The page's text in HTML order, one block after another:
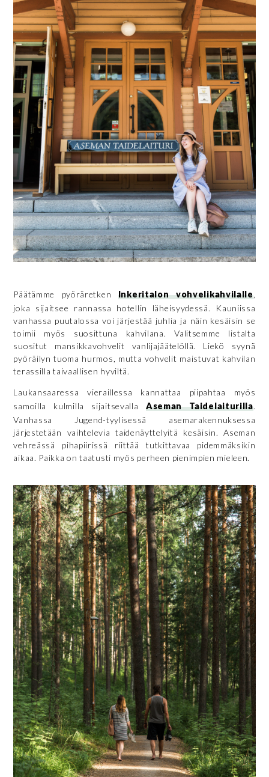
Päätämme pyöräretken Inkeritalon vohvelikahvilalle,
joka sijaitsee rannassa hotellin läheisyydessä. Kauniissa
vanhassa puutalossa voi järjestää juhlia ja näin kesäisin se
toimii myös suosittuna kahvilana. Valitsemme listalta
suositut mansikkavohvelit vanlijajäätelöllä. Liekö syynä
pyöräilyn tuoma hurmos, mutta vohvelit maistuvat kahvilan
terassilla taivaallisen hyviltä.
Laukansaaressa vieraillessa kannattaa piipahtaa myös
samoilla kulmilla sijaitsevalla Aseman Taidelaiturilla.
Vanhassa Jugend-tyylisessä asemarakennuksessa
järjestetään vaihtelevia taidenäyttelyitä kesäisin. Aseman
vehreässä pihapiirissä riittää tutkittavaa pidemmäksikin
aikaa. Paikka on taatusti myös perheen pienimpien mieleen.